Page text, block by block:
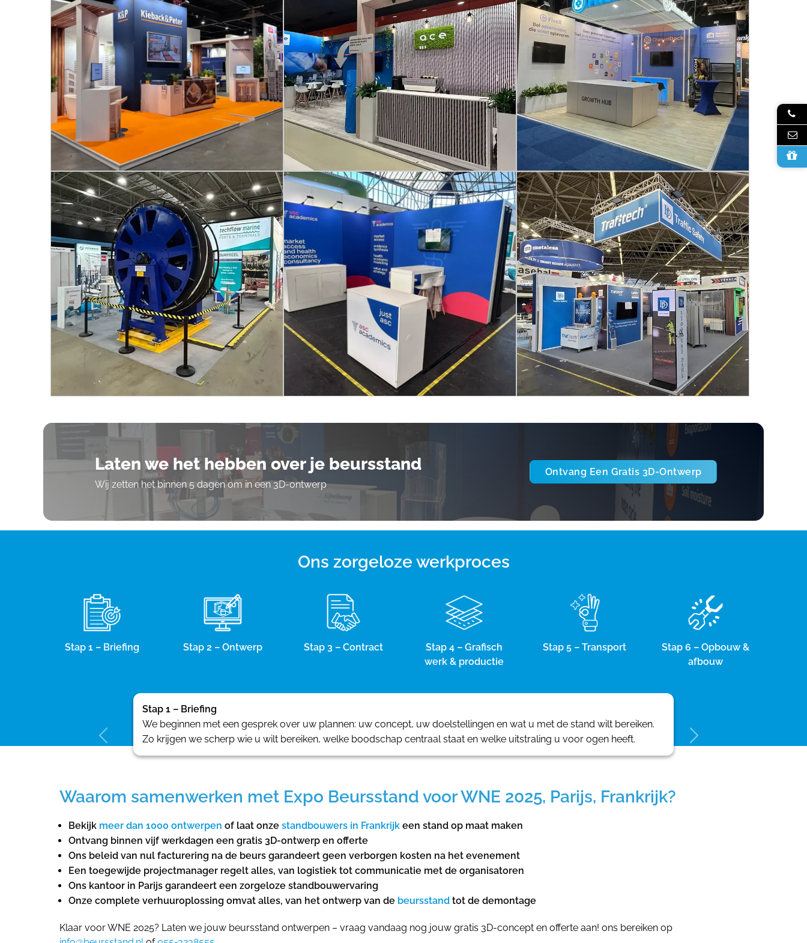
Laten we het hebben over je beursstand
Wij zetten het binnen 5 dagen om in een 3D-ontwerp
Ontvang Een Gratis 3D-Ontwerp
Ons zorgeloze werkproces
Stap 1 – Briefing Stap 2 – Ontwerp Stap 3 – Contract
Stap 4 – Grafisch
werk & productie
Stap 5 – Transport
Stap 6 – Opbouw &
afbouw
Stap 1 – Briefing
We beginnen met een gesprek over uw plannen: uw concept, uw doelstellingen en wat u met de stand wilt bereiken.
Zo krijgen we scherp wie u wilt bereiken, welke boodschap centraal staat en welke uitstraling u voor ogen heeft.
Waarom samenwerken met Expo Beursstand voor WNE 2025, Parijs, Frankrijk?
Bekijk meer dan 1000 ontwerpen of laat onze standbouwers in Frankrijk een stand op maat maken
Ontvang binnen vijf werkdagen een gratis 3D-ontwerp en offerte
Ons beleid van nul facturering na de beurs garandeert geen verborgen kosten na het evenement
Een toegewijde projectmanager regelt alles, van logistiek tot communicatie met de organisatoren
Ons kantoor in Parijs garandeert een zorgeloze standbouwervaring
Onze complete verhuuroplossing omvat alles, van het ontwerp van de beursstand tot de demontage
Klaar voor WNE 2025? Laten we jouw beursstand ontwerpen – vraag vandaag nog jouw gratis 3D-concept en offerte aan! ons bereiken op